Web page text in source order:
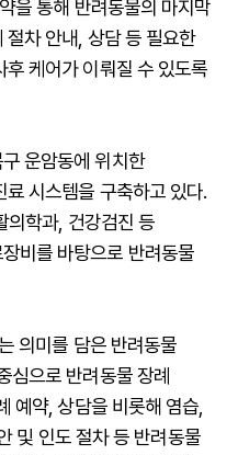
을 통해 반려동물의 마지막
차 안내, 상담 등 필요한
케어가 이뤄질 수 있도록
운암동에 위치한
시스템을 구축하고 있다.
의학과, 건강검진 등
비를 바탕으로 반려동물
의미를 담은 반려동물
심으로 반려동물 장례
예약, 상담을 비롯해 염습,
및 인도 절차 등 반려동물